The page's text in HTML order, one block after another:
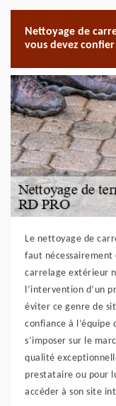
Nettoyage de
vous devez
Le nettoyage de
faut
carrelage extérieur
l’intervention d’un
éviter ce genre de
confiance à l’équipe
s’imposer sur le
qualité
prestataire ou pour
accéder à son site